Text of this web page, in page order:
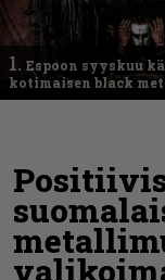
1. Espoon syyskuu
kotimaisen black